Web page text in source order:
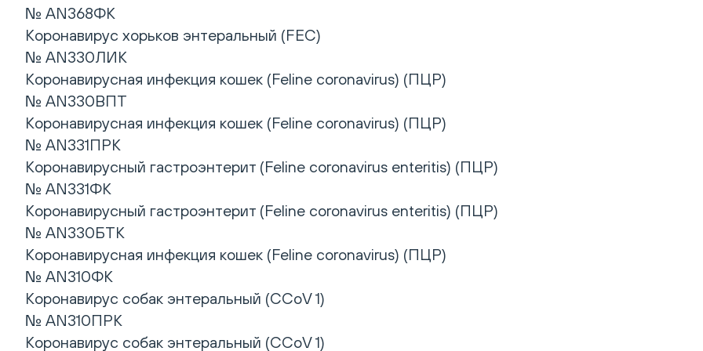
№ AN368ФК
Коронавирус хорьков энтеральный (FEC)
№ AN330ЛИК
Коронавирусная инфекция кошек (Feline coronavirus) (ПЦР)
№ AN330ВПТ
Коронавирусная инфекция кошек (Feline coronavirus) (ПЦР)
№ AN331ПРК
Коронавирусный гастроэнтерит (Feline coronavirus enteritis) (ПЦР)
№ AN331ФК
Коронавирусный гастроэнтерит (Feline coronavirus enteritis) (ПЦР)
№ AN330БТК
Коронавирусная инфекция кошек (Feline coronavirus) (ПЦР)
№ AN310ФК
Коронавирус собак энтеральный (CCoV 1)
№ AN310ПРК
Коронавирус собак энтеральный (CCoV 1)